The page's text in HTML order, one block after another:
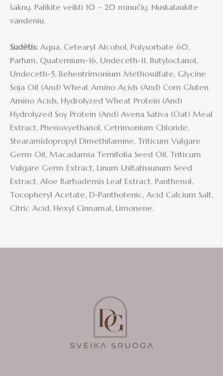
šaknų. Palikite veikti 10 – 20 minučių. Nuskalaukite
vandeniu.
Sudėtis: Aqua, Cetearyl Alcohol, Polysorbate 60,
Parfum, Quaternium-16, Undeceth-11, Butyloctanol,
Undeceth-5, Behentrimonium Methosulfate, Glycine
Soja Oil (And) Wheat Amino Acids (And) Corn Gluten
Amino Acids, Hydrolyzed Wheat Protein (And)
Hydrolyzed Soy Protein (And) Avena Sativa (Oat) Meal
Extract, Phenoxyethanol, Cetrimonium Chloride,
Stearamidopropyl Dimethilamine, Triticum Vulgare
Germ Oil, Macadamia Ternifolia Seed Oil, Triticum
Vulgare Germ Extract, Linum Usitatissunum Seed
Extract, Aloe Barbadensis Leaf Extract, Panthenol,
Tocopheryl Acetate, D-Panthotenic, Acid Calcium Salt,
Citric Acid, Hexyl Cinnamal, Limonene.